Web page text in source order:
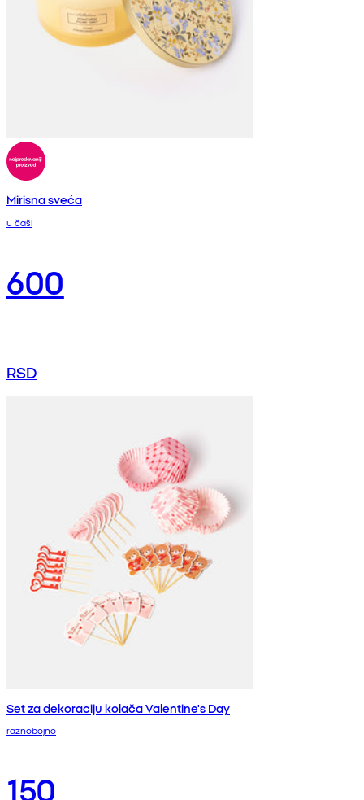
Mirisna sveća
u čaši
600
RSD
Set za dekoraciju kolača Valentine's Day
raznobojno
150